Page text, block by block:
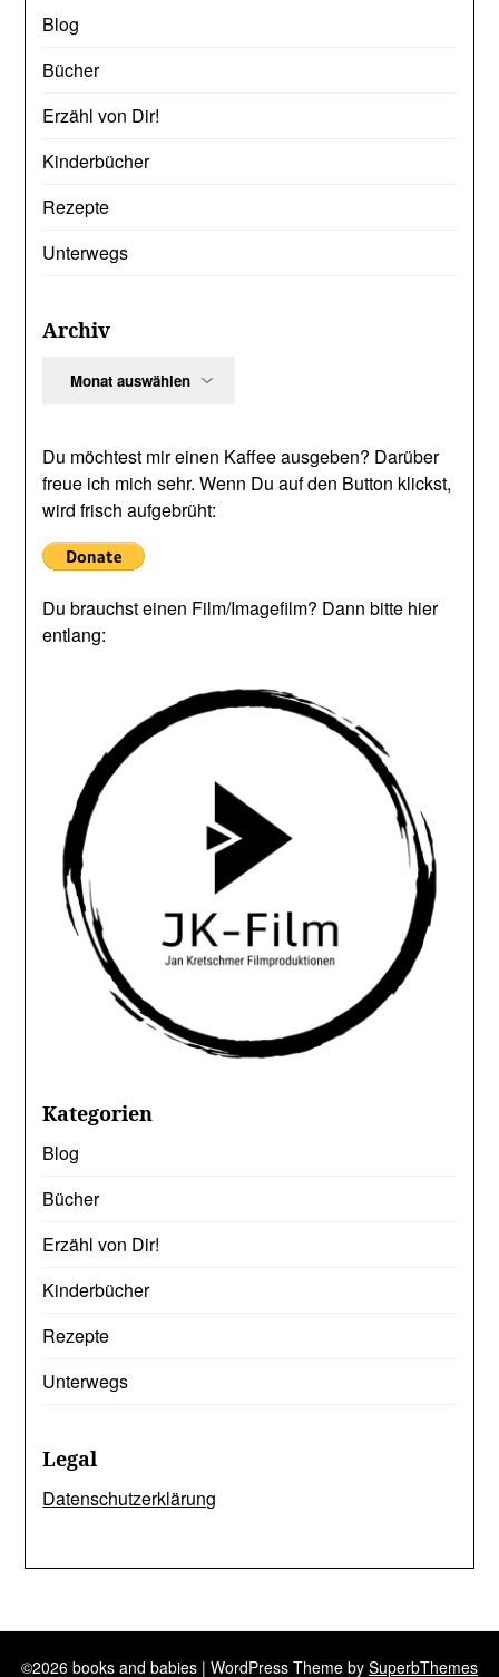
Blog
Bücher
Erzähl von Dir!
Kinderbücher
Rezepte
Unterwegs
Archiv
Du möchtest mir einen Kaffee ausgeben? Darüber
freue ich mich sehr. Wenn Du auf den Button klickst,
wird frisch aufgebrüht:
Du brauchst einen Film/Imagefilm? Dann bitte hier
entlang:
Kategorien
Blog
Bücher
Erzähl von Dir!
Kinderbücher
Rezepte
Unterwegs
Legal
Datenschutzerklärung
©2026 books and babies | WordPress Theme by SuperbThemes